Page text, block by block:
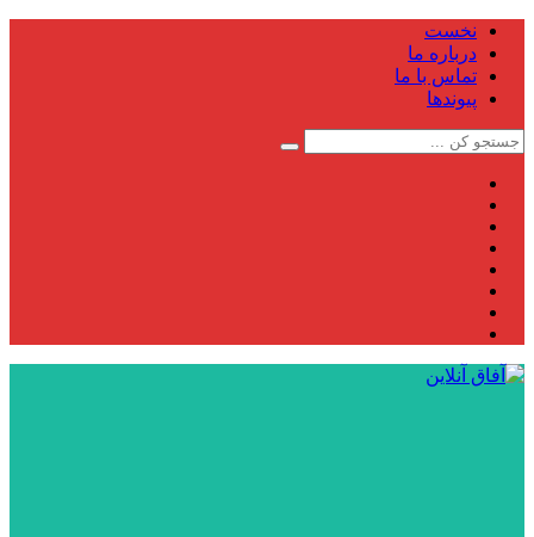
نخست
درباره ما
تماس با ما
پیوندها